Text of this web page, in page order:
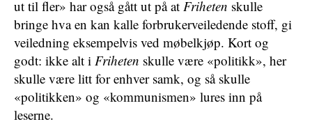
ut til fler» har også gått ut på at Friheten skulle
bringe hva en kan kalle forbrukerveiledende stoff, gi
veiledning eksempelvis ved møbelkjøp. Kort og
godt: ikke alt i Friheten skulle være «politikk», her
skulle være litt for enhver samk, og så skulle
«politikken» og «kommunismen» lures inn på
leserne.